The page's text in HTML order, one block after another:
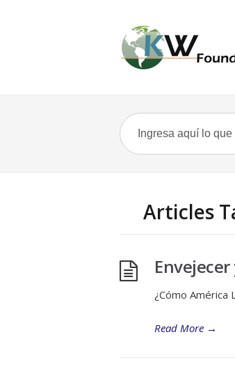
Articles
Envejecer
¿Cómo América
Read More →